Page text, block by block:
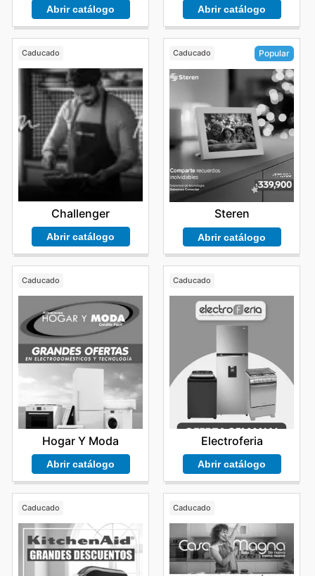
Abrir catálogo Abrir catálogo
Caducado
Challenger
Abrir catálogo
Caducado Popular
Steren
Abrir catálogo
Caducado
Hogar Y Moda
Abrir catálogo
Caducado
Electroferia
Abrir catálogo
Caducado Caducado